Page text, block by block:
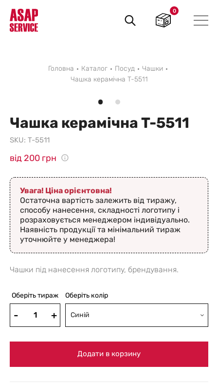
Пошук
товарів
0
Головна Каталог Посуд
Чашки
Чашка керамічна T-5511
Чашка керамічна T-5511
SKU: T-5511
від 200 грн
Увага! Ціна орієнтовна!
Остаточна вартість залежить від тиражу,
способу нанесення, складності логотипу і
розраховується менеджером індивідуально.
Наявність продукції та мінімальний тираж
уточнюйте у менеджера!
Чашки під нанесення логотипу, брендування.
Оберіть тираж Оберіть колір
Синій
Додати в корзину